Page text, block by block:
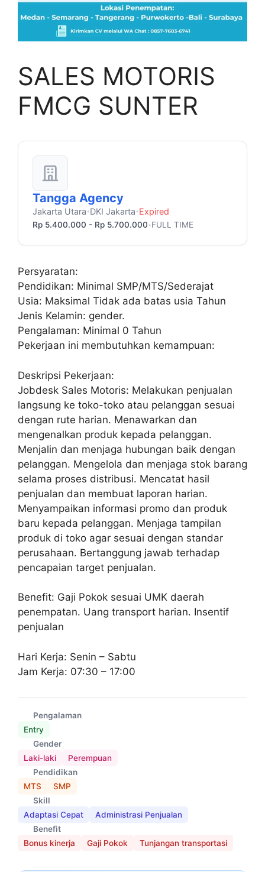
SALES MOTORIS
FMCG SUNTER
Tangga Agency
Jakarta Utara•DKI Jakarta•Expired
Rp 5.400.000 - Rp 5.700.000 •FULL TIME
Persyaratan:
Pendidikan: Minimal SMP/MTS/Sederajat
Usia: Maksimal Tidak ada batas usia Tahun
Jenis Kelamin: gender.
Pengalaman: Minimal 0 Tahun
Pekerjaan ini membutuhkan kemampuan:
Deskripsi Pekerjaan:
Jobdesk Sales Motoris: Melakukan penjualan
langsung ke toko-toko atau pelanggan sesuai
dengan rute harian. Menawarkan dan
mengenalkan produk kepada pelanggan.
Menjalin dan menjaga hubungan baik dengan
pelanggan. Mengelola dan menjaga stok barang
selama proses distribusi. Mencatat hasil
penjualan dan membuat laporan harian.
Menyampaikan informasi promo dan produk
baru kepada pelanggan. Menjaga tampilan
produk di toko agar sesuai dengan standar
perusahaan. Bertanggung jawab terhadap
pencapaian target penjualan.
Benefit: Gaji Pokok sesuai UMK daerah
penempatan. Uang transport harian. Insentif
penjualan
Hari Kerja: Senin – Sabtu
Jam Kerja: 07:30 – 17:00
Pengalaman
Entry
Gender
Laki-laki
Perempuan
Pendidikan
MTS
SMP
Skill
Adaptasi Cepat
Administrasi Penjualan
Benefit
Bonus kinerja
Gaji Pokok Tunjangan transportasi